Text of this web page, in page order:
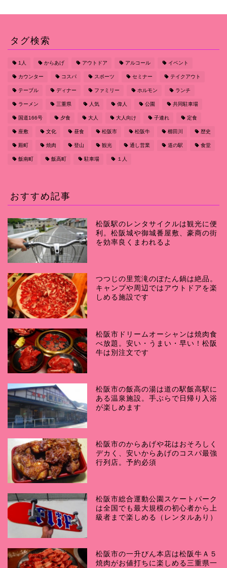
タグ検索
1人 からあげ アウトドア アルコール イベント
カウンター コスパ スポーツ セミナー テイクアウト
テーブル ディナー ファミリー ホルモン ランチ
ラーメン 三重県 人気 偉人 公園 共同駐車場
国道166号 夕食 大人 大人向け 子連れ 定食
座敷 文化 昼食 松阪市 松阪牛 櫛田川 歴史
殿町 焼肉 登山 観光 通し営業 道の駅 食堂
飯南町 飯高町 駐車場 １人
おすすめ記事
松阪駅のレンタサイクルは観光に便
利。松阪城や御城番屋敷、豪商の街
を効率良くまわれるよ
つつじの里荒滝のぼたん鍋は絶品。
キャンプや周辺ではアウトドアを楽
しめる施設です
松阪市ドリームオーシャンは焼肉食
べ放題。安い・うまい・早い！松阪
牛は別注文です
松阪市の飯高の湯は道の駅飯高駅に
ある温泉施設。手ぶらで日帰り入浴
が楽しめます
松阪市のからあげや花はおそろしく
デカく、安いからあげのコスパ最強
行列店。予約必須
松阪市総合運動公園スケートパーク
は全国でも最大規模の初心者から上
級者まで楽しめる（レンタルあり）
松阪市の一升びん本店は松阪牛Ａ５
焼肉がお値打ちに楽しめる三重県一